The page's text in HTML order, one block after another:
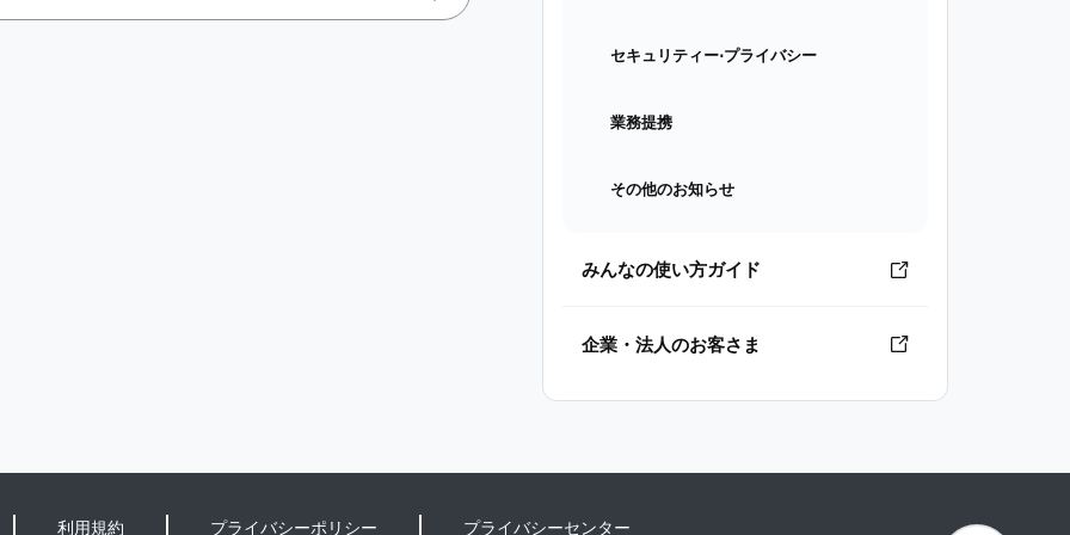
セキュリティー⋅プライバシー
業務提携
その他のお知らせ
みんなの使い方ガイド
企業・法人のお客さま
利用規約 プライバシーポリシー プライバシーセンター